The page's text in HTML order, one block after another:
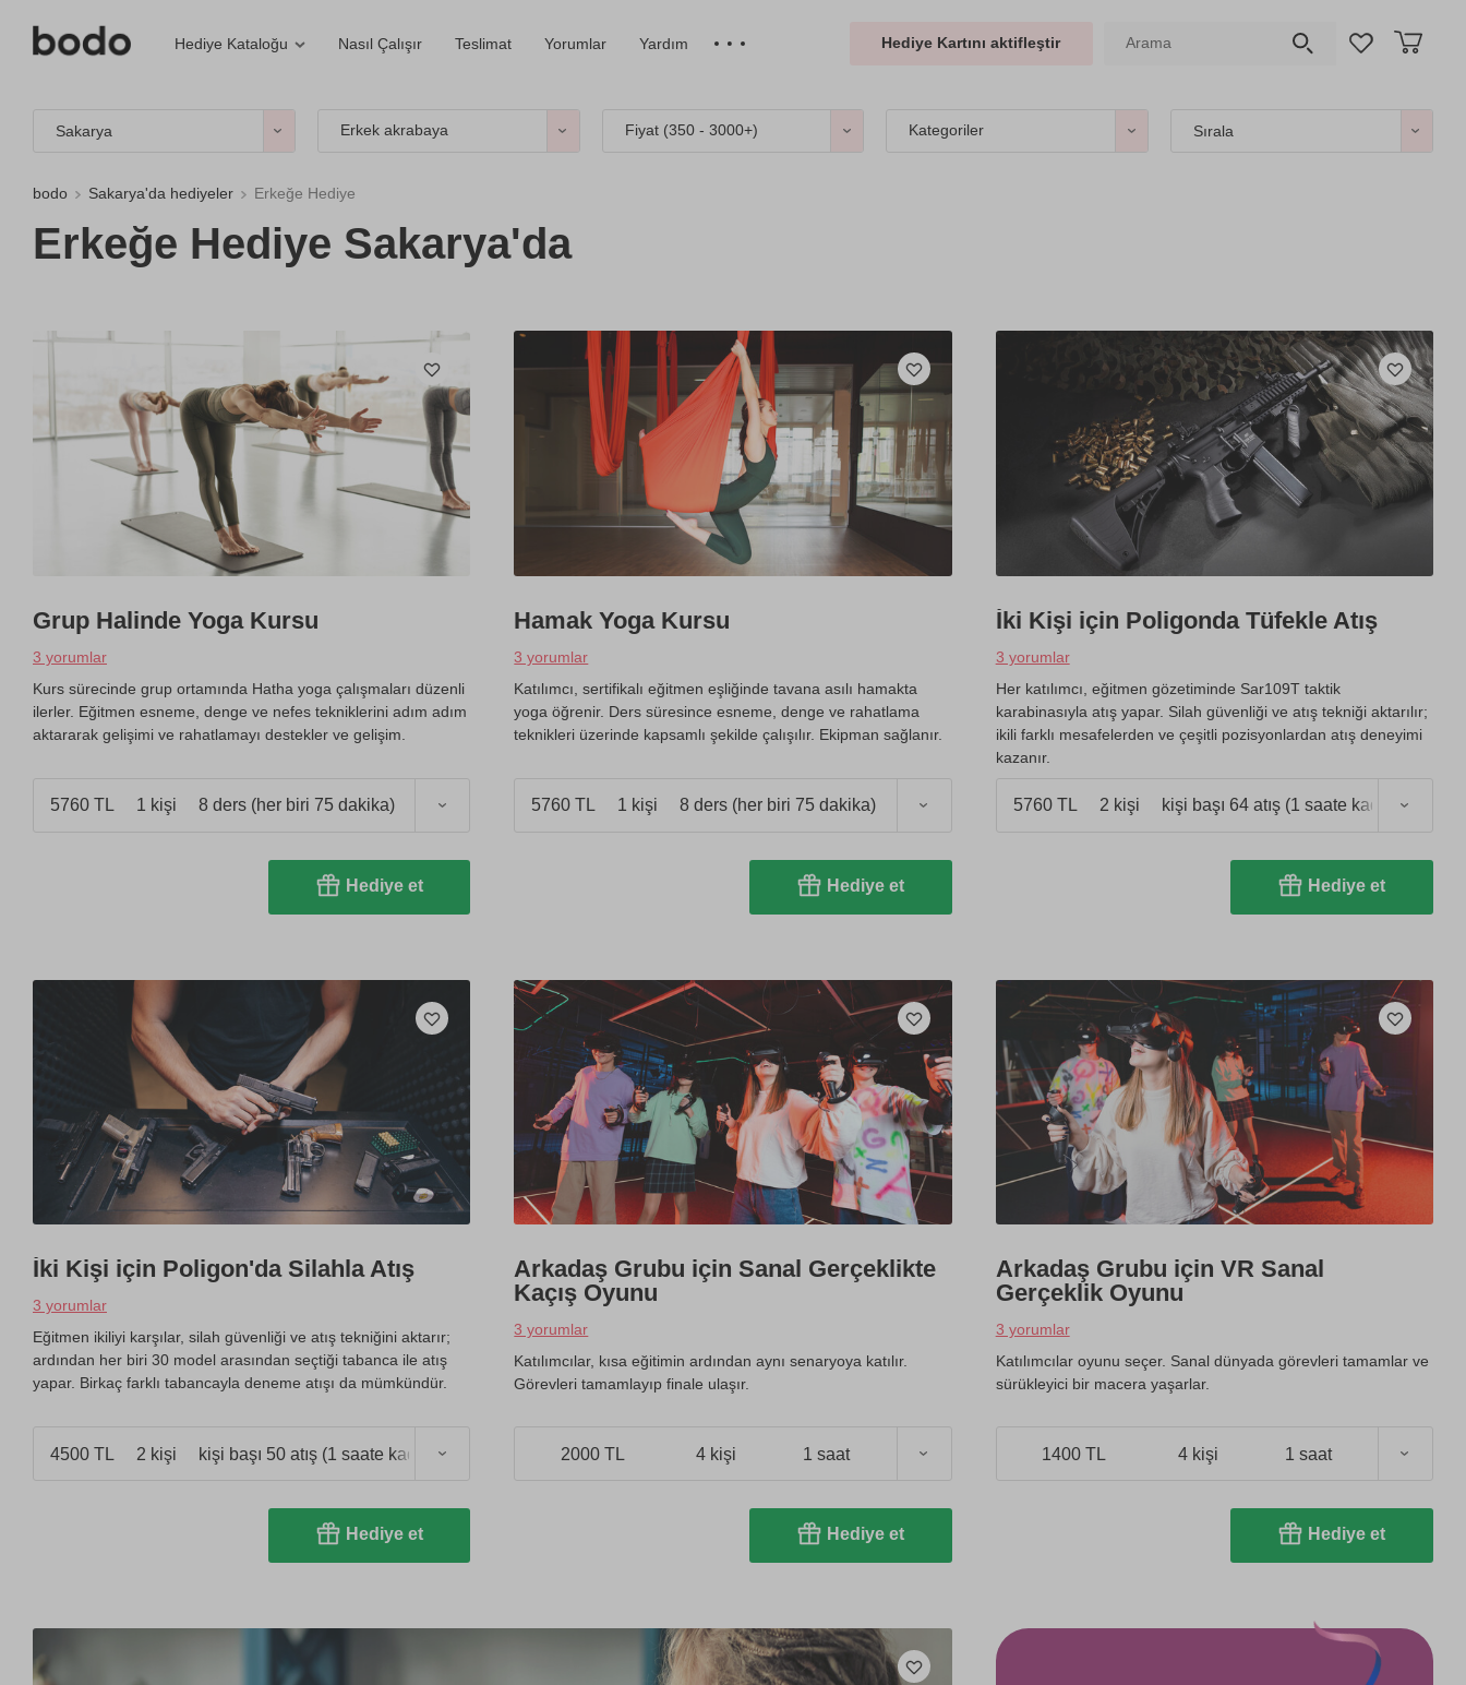
Hediye Kataloğu Nasıl Çalışır Teslimat Yorumlar Yardım Hediye Kartını aktifleştir
Sakarya Erkek akrabaya Fiyat (350 - 3000+) Kategoriler Sırala
bodo Sakarya'da hediyeler Erkeğe Hediye
Erkeğe Hediye Sakarya'da
Grup Halinde Yoga Kursu
3 yorumlar
Kurs sürecinde grup ortamında Hatha yoga çalışmaları düzenli
ilerler. Eğitmen esneme, denge ve nefes tekniklerini adım adım
aktararak gelişimi ve rahatlamayı destekler ve gelişim.
5760 TL 1 kişi 8 ders (her biri 75 dakika)
Hediye et
Hamak Yoga Kursu
3 yorumlar
Katılımcı, sertifikalı eğitmen eşliğinde tavana asılı hamakta
yoga öğrenir. Ders süresince esneme, denge ve rahatlama
teknikleri üzerinde kapsamlı şekilde çalışılır. Ekipman sağlanır.
5760 TL 1 kişi 8 ders (her biri 75 dakika)
Hediye et
İki Kişi için Poligonda Tüfekle Atış
3 yorumlar
Her katılımcı, eğitmen gözetiminde Sar109T taktik
karabinasıyla atış yapar. Silah güvenliği ve atış tekniği aktarılır;
ikili farklı mesafelerden ve çeşitli pozisyonlardan atış deneyimi
kazanır.
5760 TL 2 kişi kişi başı 64 atış (1 saate kadar)
Hediye et
İki Kişi için Poligon'da Silahla Atış
3 yorumlar
Eğitmen ikiliyi karşılar, silah güvenliği ve atış tekniğini aktarır;
ardından her biri 30 model arasından seçtiği tabanca ile atış
yapar. Birkaç farklı tabancayla deneme atışı da mümkündür.
4500 TL 2 kişi kişi başı 50 atış (1 saate kadar)
Hediye et
Arkadaş Grubu için Sanal Gerçeklikte
Kaçış Oyunu
3 yorumlar
Katılımcılar, kısa eğitimin ardından aynı senaryoya katılır.
Görevleri tamamlayıp finale ulaşır.
2000 TL 4 kişi 1 saat
Hediye et
Arkadaş Grubu için VR Sanal
Gerçeklik Oyunu
3 yorumlar
Katılımcılar oyunu seçer. Sanal dünyada görevleri tamamlar ve
sürükleyici bir macera yaşarlar.
1400 TL 4 kişi 1 saat
Hediye et